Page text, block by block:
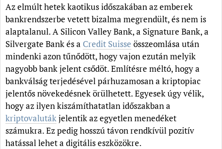
Az elmúlt hetek kaotikus időszakában az emberek
bankrendszerbe vetett bizalma megrendült, és nem is
alaptalanul. A Silicon Valley Bank, a Signature Bank, a
Silvergate Bank és a Credit Suisse összeomlása után
mindenki azon tűnődött, hogy vajon ezután melyik
nagyobb bank jelent csődöt. Említésre méltó, hogy a
bankválság terjedésével párhuzamosan a kriptopiac
jelentős növekedésnek örülhetett. Egyesek úgy vélik,
hogy az ilyen kiszámíthatatlan időszakban a
kriptovalutákjelentik az egyetlen menedéket
számukra. Ez pedig hosszú távon rendkívül pozitív
hatással lehet a digitális eszközökre.